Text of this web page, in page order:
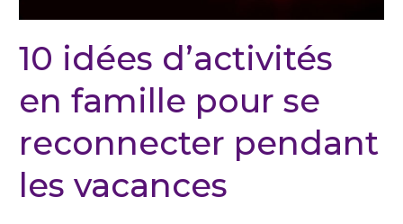
10 idées d’activités
en famille pour se
reconnecter pendant
les vacances
les